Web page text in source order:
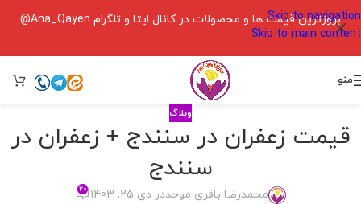
Skip to navigation
Skip to main content
بروزترین قیمت ها و محصولات در کانال ایتا و تلگرام Ana_Qayen@
منو
وبلاگ
قیمت زعفران در سنندج + زعفران در
سنندج
محمدرضا باقری موحددر دی 25, 1403 ۲۰